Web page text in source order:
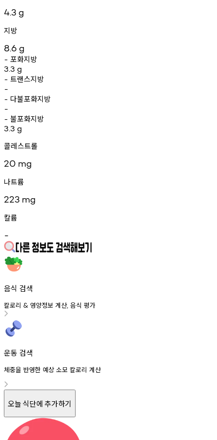
4.3 g
지방
8.6 g
- 포화지방
3.3 g
- 트랜스지방
-
- 다불포화지방
-
- 불포화지방
3.3 g
콜레스트롤
20 mg
나트륨
223 mg
칼륨
-
음식 검색
칼로리 & 영양정보 계산, 음식 평가
운동 검색
체중을 반영한 예상 소모 칼로리 계산
오늘 식단에 추가하기